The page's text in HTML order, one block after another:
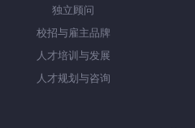
独立顾问
校招与雇主品牌
人才培训与发展
人才规划与咨询